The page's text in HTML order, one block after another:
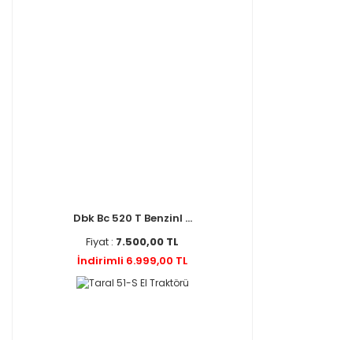
Dbk Bc 520 T Benzinl ...
Fiyat : 7.500,00 TL
İndirimli 6.999,00 TL